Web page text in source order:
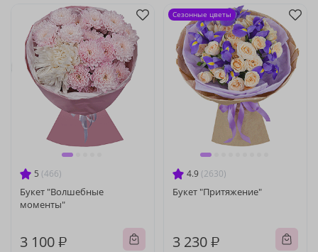
5 (466)
Букет "Волшебные
моменты"
3 100 ₽
4.9 (2630)
Букет "Притяжение"
3 230 ₽
Сезонные цветы